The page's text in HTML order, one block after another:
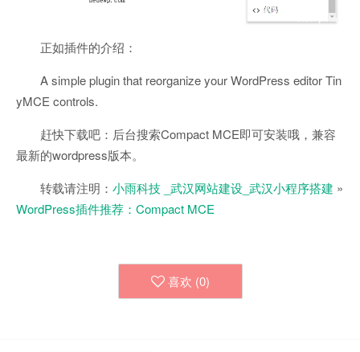
正如插件的介绍：
A simple plugin that reorganize your WordPress editor Tin
yMCE controls.
赶快下载吧：后台搜索Compact MCE即可安装哦，兼容
最新的wordpress版本。
转载请注明： 小雨科技 _武汉网站建设_武汉小程序搭建 »
WordPress插件推荐：Compact MCE
喜欢 (0)